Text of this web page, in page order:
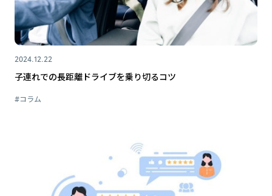
2024.12.22
子連れでの長距離ドライブを乗り切るコツ
#コラム